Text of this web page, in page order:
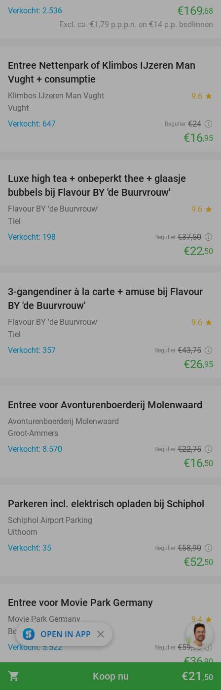
shopping_cart €21 ,50
Koop nu
Verkocht: 2.536
€169,68
Excl. ca. €1,79 p.p.p.n. en €14 p.p. bedlinnen
29%
Entree Nettenpark of Klimbos IJzeren Man
Vught + consumptie
Klimbos IJzeren Man Vught 9.6 star
Vught
Verkocht: 647
Regulier €24
€16,95
Luxe high tea + onbeperkt thee + glaasje
bubbels bij Flavour BY 'de Buurvrouw'
Flavour BY 'de Buurvrouw' 9.6 star
Tiel
Verkocht: 198
Regulier €37,50
€22,50
38%
3-gangendiner à la carte + amuse bij Flavour
BY 'de Buurvrouw'
Flavour BY 'de Buurvrouw' 9.6 star
Tiel
Verkocht: 357
Regulier €43,75
€26,95
27%
Entree voor Avonturenboerderij Molenwaard
Avonturenboerderij Molenwaard
Groot-Ammers
Verkocht: 8.570
Regulier €22,75
€16,50
11%
Parkeren incl. elektrisch opladen bij Schiphol
Schiphol Airport Parking
Uithoorn
Verkocht: 35
Regulier €58,90
€52,50
Entree voor Movie Park Germany
Movie Park Germany 9.4 star
Bottrop
Verkocht: 5.522
Regulier €59,90
€36,90
OPEN IN APP close